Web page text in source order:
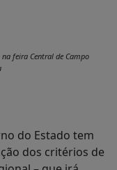
feira Central de Campo
do Estado tem
dos critérios de